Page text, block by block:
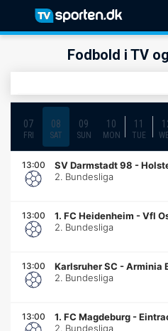
Fodbold i TV
07
FRI
08
SAT
09
SUN
10
MON
11
TUE
13:00 SV Darmstadt 98 -
2. Bundesliga
13:00 1. FC Heidenheim -Vfl
2. Bundesliga
13:00 Karlsruher SC -Arminia
2. Bundesliga
13:00 1. FC Magdeburg -
2. Bundesliga